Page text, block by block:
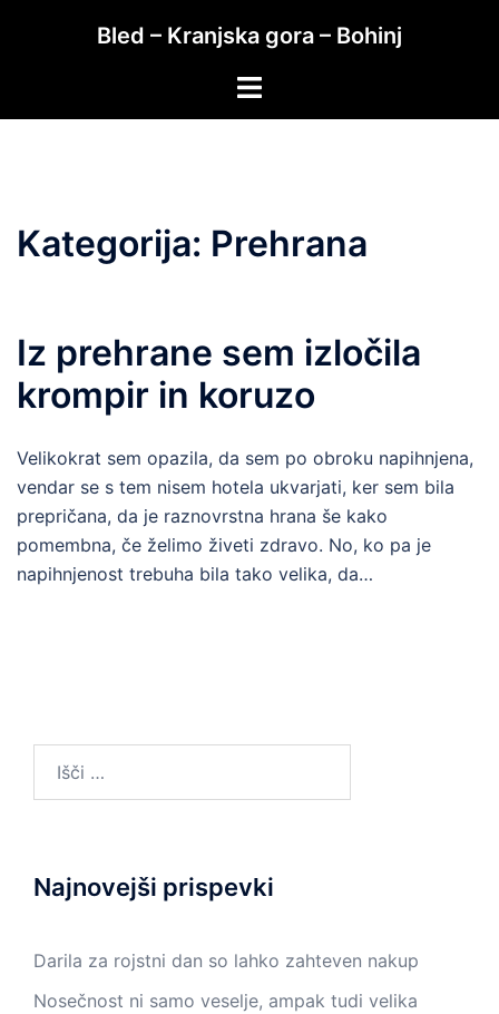
Bled – Kranjska gora – Bohinj
Toggle
Kategorija: Prehrana
Iz prehrane sem izločila
krompir in koruzo
Velikokrat sem opazila, da sem po obroku napihnjena,
vendar se s tem nisem hotela ukvarjati, ker sem bila
prepričana, da je raznovrstna hrana še kako
pomembna, če želimo živeti zdravo. No, ko pa je
napihnjenost trebuha bila tako velika, da…
Najnovejši prispevki
Darila za rojstni dan so lahko zahteven nakup
Nosečnost ni samo veselje, ampak tudi velika